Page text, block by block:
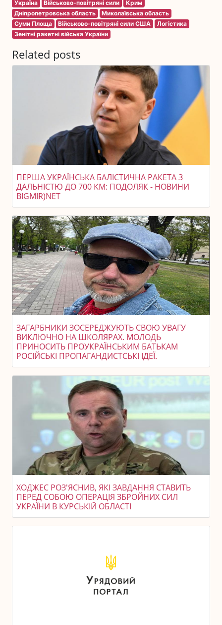
Україна
Військово-повітряні сили
Крим
Дніпропетровська область
Миколаївська область
Суми Площа
Військово-повітряні сили США
Логістика
Зенітні ракетні війська України
Related posts
ПЕРША УКРАЇНСЬКА БАЛІСТИЧНА РАКЕТА З
ДАЛЬНІСТЮ ДО 700 КМ: ПОДОЛЯК - НОВИНИ
BIGMIR)NET
ЗАГАРБНИКИ ЗОСЕРЕДЖУЮТЬ СВОЮ УВАГУ
ВИКЛЮЧНО НА ШКОЛЯРАХ. МОЛОДЬ
ПРИНОСИТЬ ПРОУКРАЇНСЬКИМ БАТЬКАМ
РОСІЙСЬКІ ПРОПАГАНДИСТСЬКІ ІДЕЇ.
ХОДЖЕС РОЗ'ЯСНИВ, ЯКІ ЗАВДАННЯ СТАВИТЬ
ПЕРЕД СОБОЮ ОПЕРАЦІЯ ЗБРОЙНИХ СИЛ
УКРАЇНИ В КУРСЬКІЙ ОБЛАСТІ